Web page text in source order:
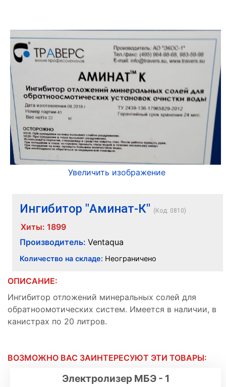
Увеличить изображение
Ингибитор "Аминат-К" (Код: 0810)
Хиты: 1899
Производитель: Ventaqua
Количество на складе: Неограничено
ОПИСАНИЕ:
Ингибитор отложений минеральных солей для
обратноомотических систем. Имеется в наличии, в
канистрах по 20 литров.
ВОЗМОЖНО ВАС ЗАИНТЕРЕСУЮТ ЭТИ ТОВАРЫ:
Электролизер МБЭ - 1